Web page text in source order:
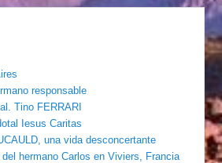
responsable
Tino FERRARI
Iesus Caritas
una vida desconcertante
hermano Carlos en Viviers, Francia